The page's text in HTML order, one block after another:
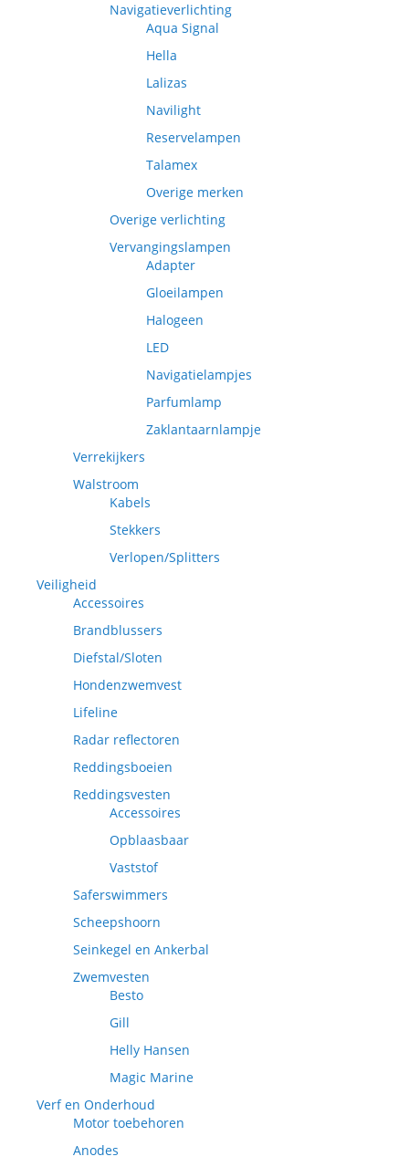
Navigatieverlichting
Aqua Signal
Hella
Lalizas
Navilight
Reservelampen
Talamex
Overige merken
Overige verlichting
Vervangingslampen
Adapter
Gloeilampen
Halogeen
LED
Navigatielampjes
Parfumlamp
Zaklantaarnlampje
Verrekijkers
Walstroom
Kabels
Stekkers
Verlopen/Splitters
Veiligheid
Accessoires
Brandblussers
Diefstal/Sloten
Hondenzwemvest
Lifeline
Radar reflectoren
Reddingsboeien
Reddingsvesten
Accessoires
Opblaasbaar
Vaststof
Saferswimmers
Scheepshoorn
Seinkegel en Ankerbal
Zwemvesten
Besto
Gill
Helly Hansen
Magic Marine
Verf en Onderhoud
Motor toebehoren
Anodes